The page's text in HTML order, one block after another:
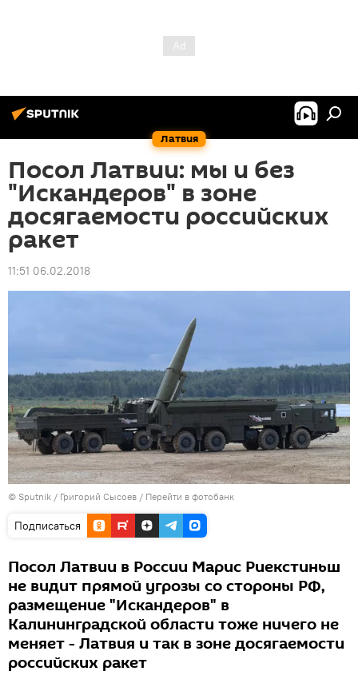
Латвия
Посол Латвии: мы и без
"Искандеров" в зоне
досягаемости российских
ракет
11:51 06.02.2018
© Sputnik / Григорий Сысоев / Перейти в фотобанк
Подписаться
Посол Латвии в России Марис Риекстиньш
не видит прямой угрозы со стороны РФ,
размещение "Искандеров" в
Калининградской области тоже ничего не
меняет - Латвия и так в зоне досягаемости
российских ракет